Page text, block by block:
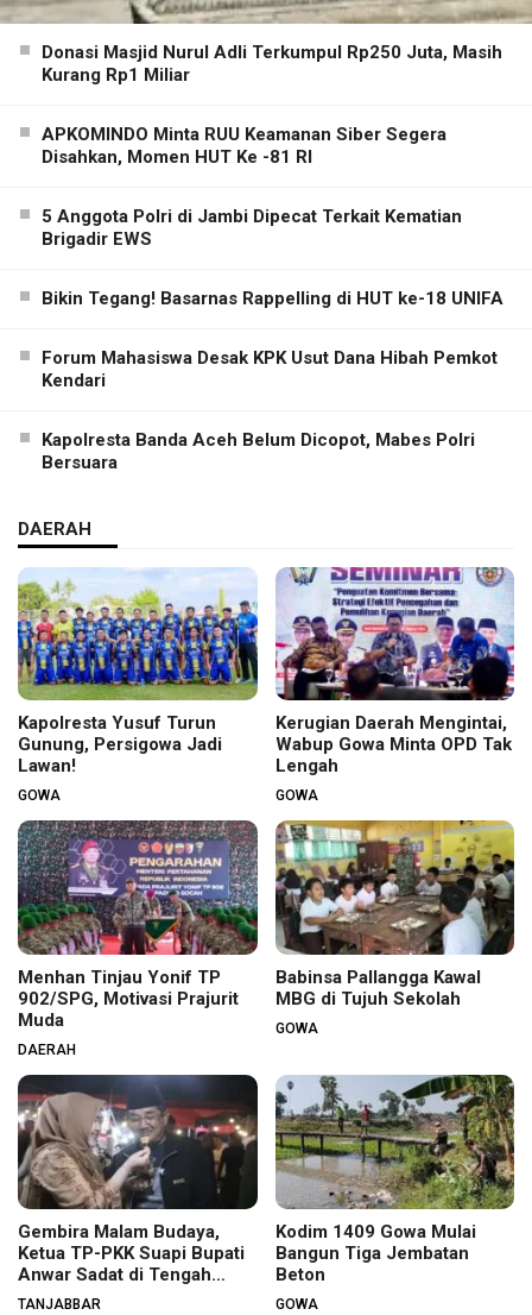
Donasi Masjid Nurul Adli Terkumpul Rp250 Juta, Masih
Kurang Rp1 Miliar
APKOMINDO Minta RUU Keamanan Siber Segera
Disahkan, Momen HUT Ke -81 RI
5 Anggota Polri di Jambi Dipecat Terkait Kematian
Brigadir EWS
Bikin Tegang! Basarnas Rappelling di HUT ke-18 UNIFA
Forum Mahasiswa Desak KPK Usut Dana Hibah Pemkot
Kendari
Kapolresta Banda Aceh Belum Dicopot, Mabes Polri
Bersuara
DAERAH
Kapolresta Yusuf Turun
Gunung, Persigowa Jadi
Lawan!
GOWA
Kerugian Daerah Mengintai,
Wabup Gowa Minta OPD Tak
Lengah
GOWA
Menhan Tinjau Yonif TP
902/SPG, Motivasi Prajurit
Muda
DAERAH
Babinsa Pallangga Kawal
MBG di Tujuh Sekolah
GOWA
Gembira Malam Budaya,
Ketua TP-PKK Suapi Bupati
Anwar Sadat di Tengah
Warga
TANJABBAR
Kodim 1409 Gowa Mulai
Bangun Tiga Jembatan
Beton
GOWA